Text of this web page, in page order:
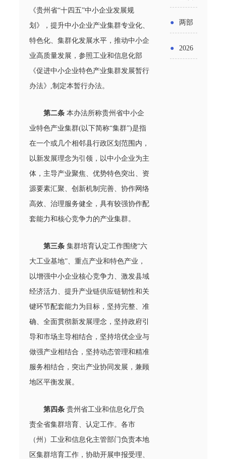
《贵州省“十四五”中小企业发展规
划》，提升中小企业产业集群专业化、
特色化、集群化发展水平，推动中小企
业高质量发展，参照工业和信息化部
《促进中小企业特色产业集群发展暂行
办法》,制定本暂行办法。
第二条本办法所称贵州省中小企
业特色产业集群(以下简称“集群”)是指
在一个或几个相邻县行政区划范围内，
以新发展理念为引领，以中小企业为主
体，主导产业聚焦、优势特色突出、资
源要素汇聚、创新机制完善、协作网络
高效、治理服务健全，具有较强协作配
套能力和核心竞争力的产业集群。
第三条集群培育认定工作围绕“六
大工业基地”、重点产业和特色产业，
以增强中小企业核心竞争力、激发县域
经济活力、提升产业链供应链韧性和关
键环节配套能力为目标，坚持完整、准
确、全面贯彻新发展理念，坚持政府引
导和市场主导相结合，坚持培优企业与
做强产业相结合，坚持动态管理和精准
服务相结合，突出产业协同发展，兼顾
地区平衡发展。
第四条贵州省工业和信息化厅负
责全省集群培育、认定工作。各市
（州）工业和信息化主管部门负责本地
区集群培育工作，协助开展申报受理、
例新变
金投向
领域及
申报要
五”期间
支持科
务培育
● 两部
● 2026